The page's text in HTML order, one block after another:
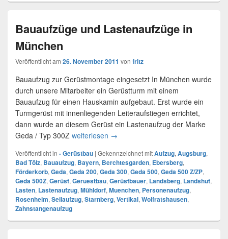
Bauaufzüge und Lastenaufzüge in
München
Veröffentlicht am 26. November 2011 von fritz
Bauaufzug zur Gerüstmontage eingesetzt In München wurde
durch unsere Mitarbeiter ein Gerüstturm mit einem
Bauaufzug für einen Hauskamin aufgebaut. Erst wurde ein
Turmgerüst mit innenliegenden Leiteraufstiegen errichtet,
dann wurde an diesem Gerüst ein Lastenaufzug der Marke
Geda / Typ 300Z weiterlesen Bauaufzüge und Lastenaufzüge in
→
Veröffentlicht in - Gerüstbau | Gekennzeichnet mitAufzug, Augsburg,
Bad Tölz, Bauaufzug, Bayern, Berchtesgarden, Ebersberg,
Förderkorb, Geda, Geda 200, Geda 300, Geda 500, Geda 500 Z/ZP,
Geda 500Z, Gerüst, Geruestbau, Gerüstbauer, Landsberg, Landshut,
Lasten, Lastenaufzug, Mühldorf, Muenchen, Personenaufzug,
Rosenheim, Seilaufzug, Starnberg, Vertikal, Wolfratshausen,
Zahnstangenaufzug